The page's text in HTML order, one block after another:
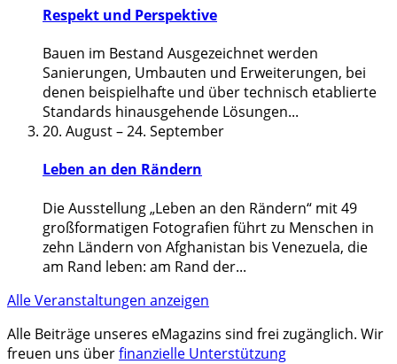
Respekt und Perspektive
Bauen im Bestand Ausgezeichnet werden
Sanierungen, Umbauten und Erweiterungen, bei
denen beispielhafte und über technisch etablierte
Standards hinausgehende Lösungen...
20. August–24. September
Leben an den Rändern
Die Ausstellung „Leben an den Rändern“ mit 49
großformatigen Fotografien führt zu Menschen in
zehn Ländern von Afghanistan bis Venezuela, die
am Rand leben: am Rand der...
Alle Veranstaltungen anzeigen
Alle Beiträge unseres eMagazins sind frei zugänglich. Wir
freuen uns überfinanzielle Unterstützung